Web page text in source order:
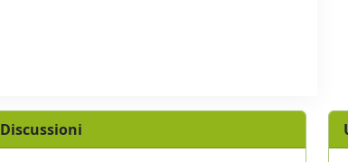
Discussioni